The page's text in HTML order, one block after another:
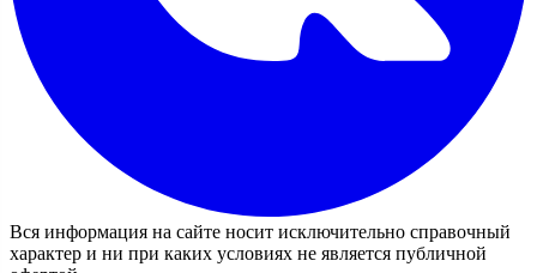
Вся информация на сайте носит исключительно справочный
характер и ни при каких условиях не является публичной